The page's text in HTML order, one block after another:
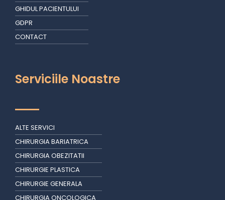
GHIDUL PACIENTULUI
GDPR
CONTACT
Serviciile Noastre
ALTE SERVICI
CHIRURGIA BARIATRICA
CHIRURGIA OBEZITATII
CHIRURGIE PLASTICA
CHIRURGIE GENERALA
CHIRURGIA ONCOLOGICA